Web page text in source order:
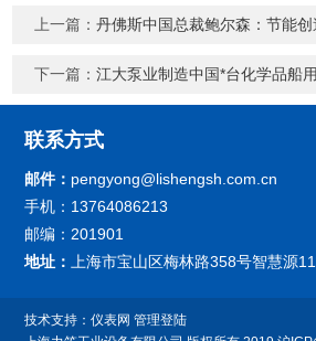
上一篇：丹佛斯中国总裁鲍尔森：节能
下一篇：江大泵业制造中国*台化学品船
联系方式
邮件： pengyong@lishengsh.com.cn
手机：13764086213
邮编：201901
地址：
上海市宝山区梅林路358号智慧源
技术支持：仪表网 管理登陆